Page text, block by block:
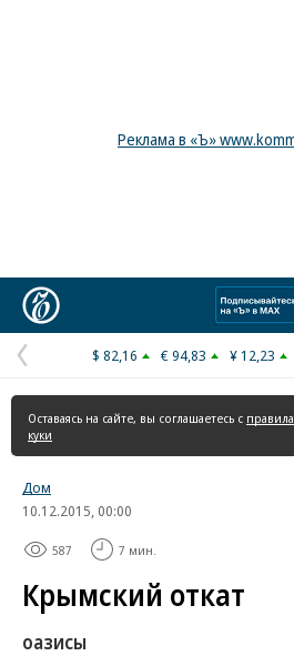
Реклама в «Ъ»
Предыдущая
страница
$ 82,16 € 94,83 ¥ 12,23
Оставаясь на сайте, вы соглашаетесь с
куки
Дом
10.12.2015, 00:00
587 7 мин.
Крымский откат
оазисы